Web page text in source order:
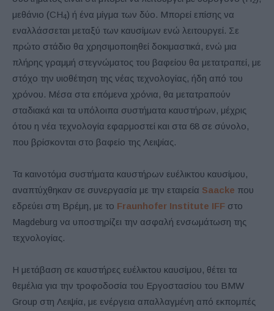
μεθάνιο (CH4) ή ένα μίγμα των δύο. Μπορεί επίσης να
εναλλάσσεται μεταξύ των καυσίμων ενώ λειτουργεί. Σε
πρώτο στάδιο θα χρησιμοποιηθεί δοκιμαστικά, ενώ μια
πλήρης γραμμή στεγνώματος του βαφείου θα μετατραπεί, με
στόχο την υιοθέτηση της νέας τεχνολογίας, ήδη από του
χρόνου. Μέσα στα επόμενα χρόνια, θα μετατραπούν
σταδιακά και τα υπόλοιπα συστήματα καυστήρων, μέχρις
ότου η νέα τεχνολογία εφαρμοστεί και στα 68 σε σύνολο,
που βρίσκονται στο βαφείο της Λειψίας.
Τα καινοτόμα συστήματα καυστήρων ευέλικτου καυσίμου,
αναπτύχθηκαν σε συνεργασία με την εταιρεία Saacke που
εδρεύει στη Βρέμη, με το Fraunhofer Institute IFF στο
Magdeburg να υποστηρίζει την ασφαλή ενσωμάτωση της
τεχνολογίας.
Η μετάβαση σε καυστήρες ευέλικτου καυσίμου, θέτει τα
θεμέλια για την τροφοδοσία του Εργοστασίου του BMW
Group στη Λειψία, με ενέργεια απαλλαγμένη από εκπομπές